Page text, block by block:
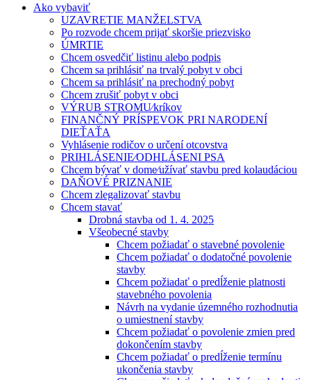
Ako vybaviť
UZAVRETIE MANŽELSTVA
Po rozvode chcem prijať skoršie priezvisko
ÚMRTIE
Chcem osvedčiť listinu alebo podpis
Chcem sa prihlásiť na trvalý pobyt v obci
Chcem sa prihlásiť na prechodný pobyt
Chcem zrušiť pobyt v obci
VÝRUB STROMU⁄kríkov
FINANČNÝ PRÍSPEVOK PRI NARODENÍ
DIEŤAŤA
Vyhlásenie rodičov o určení otcovstva
PRIHLÁSENIE⁄ODHLÁSENI PSA
Chcem bývať v dome⁄užívať stavbu pred kolaudáciou
DAŇOVÉ PRIZNANIE
Chcem zlegalizovať stavbu
Chcem stavať
Drobná stavba od 1. 4. 2025
Všeobecné stavby
Chcem požiadať o stavebné povolenie
Chcem požiadať o dodatočné povolenie
stavby
Chcem požiadať o predĺženie platnosti
stavebného povolenia
Návrh na vydanie územného rozhodnutia
o umiestnení stavby
Chcem požiadať o povolenie zmien pred
dokončením stavby
Chcem požiadať o predĺženie termínu
ukončenia stavby